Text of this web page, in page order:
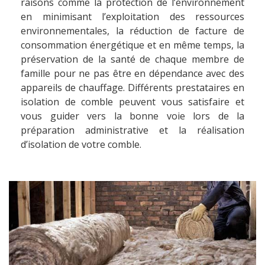
raisons comme la protection de l’environnement
en minimisant l’exploitation des ressources
environnementales, la réduction de facture de
consommation énergétique et en même temps, la
préservation de la santé de chaque membre de
famille pour ne pas être en dépendance avec des
appareils de chauffage. Différents prestataires en
isolation de comble peuvent vous satisfaire et
vous guider vers la bonne voie lors de la
préparation administrative et la réalisation
d’isolation de votre comble.